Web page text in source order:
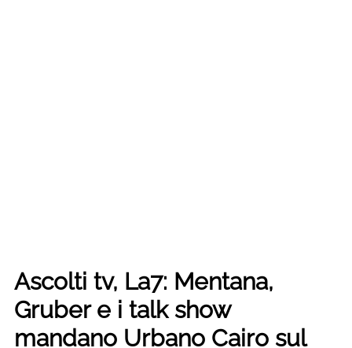
Ascolti tv, La7: Mentana,
Gruber e i talk show
mandano Urbano Cairo sul